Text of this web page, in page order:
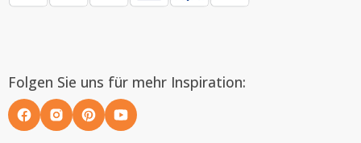
Folgen Sie uns für mehr Inspiration: